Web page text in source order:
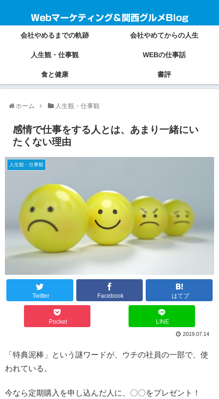
Webマーケティング＆関西グルメBlog
会社やめるまでの軌跡 会社やめてからの人生
人生観・仕事観 WEBの仕事話
食と健康 書評
ホーム 人生観・仕事観
感情で仕事をする人とは、あまり一緒にい
たくない理由
人生観・仕事観
Twitter Facebook はてブ
Pocket LINE
2019.07.14
「特典泥棒」という謎ワードが、ウチの社員の一部で、使
われている。
今なら定期購入を申し込んだ人に、〇〇をプレゼント！